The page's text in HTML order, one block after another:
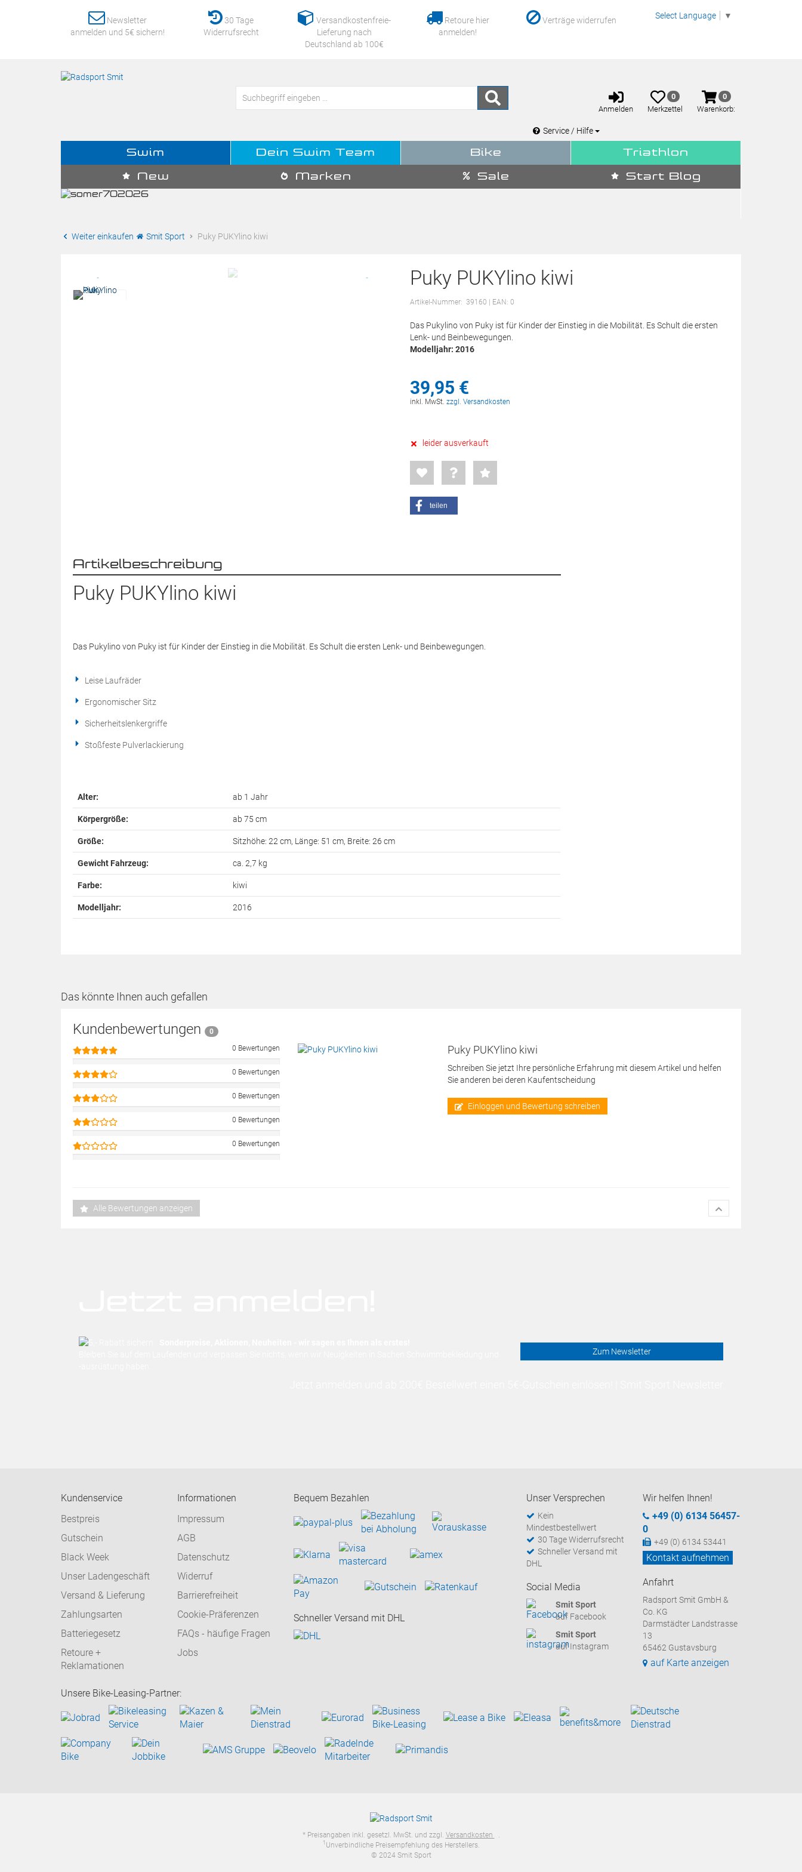
Newsletter
anmelden und 5€ sichern!
30 Tage
Widerrufsrecht
Versandkostenfreie-
Lieferung nach
Deutschland ab 100€
Retoure hier
anmelden!
Verträge widerrufen Select Language ▼
Anmelden
Anmelden
Merkzettel
aufklappen
0
Merkzettel
Warenkorb
aufklappen
0
Warenkorb:
Service / Hilfe
Swim Dein Swim Team Bike Triathlon
New Marken Sale Start Blog
Weiter einkaufen Smit Sport Puky PUKYlino kiwi
Puky PUKYlino kiwi
Artikel-Nummer: 39160 | EAN: 0
Das Pukylino von Puky ist für Kinder der Einstieg in die Mobilität. Es Schult die ersten
Lenk- und Beinbewegungen.
Modelljahr: 2016
39,95 €
inkl. MwSt. zzgl. Versandkosten
leider ausverkauft
teilen
Artikelbeschreibung
Puky PUKYlino kiwi
Das Pukylino von Puky ist für Kinder der Einstieg in die Mobilität. Es Schult die ersten Lenk- und Beinbewegungen.
Leise Laufräder
Ergonomischer Sitz
Sicherheitslenkergriffe
Stoßfeste Pulverlackierung
Alter: ab 1 Jahr
Körpergröße: ab 75 cm
Größe: Sitzhöhe: 22 cm, Länge: 51 cm, Breite: 26 cm
Gewicht Fahrzeug: ca. 2,7 kg
Farbe: kiwi
Modelljahr: 2016
Das könnte Ihnen auch gefallen
Kundenbewertungen
0
0 Bewertungen
0 Bewertungen
0 Bewertungen
0 Bewertungen
0 Bewertungen
Puky PUKYlino kiwi
Schreiben Sie jetzt Ihre persönliche Erfahrung mit diesem Artikel und helfen
Sie anderen bei deren Kaufentscheidung
Einloggen und Bewertung schreiben
Alle Bewertungen anzeigen
Zum Newsletter
Kundenservice
Bestpreis
Gutschein
Black Week
Unser Ladengeschäft
Versand & Lieferung
Zahlungsarten
Batteriegesetz
Retoure +
Reklamationen
Informationen
Impressum
AGB
Datenschutz
Widerruf
Barrierefreiheit
Cookie-Präferenzen
FAQs - häufige Fragen
Jobs
Bequem Bezahlen
Schneller Versand mit DHL
Unser Versprechen
Kein
Mindestbestellwert
30 Tage Widerrufsrecht
Schneller Versand mit
DHL
Social Media
Smit Sport
auf Facebook
Smit Sport
auf Instagram
Wir helfen Ihnen!
+49 (0) 6134 56457-
0
+49 (0) 6134 53441
Kontakt aufnehmen
Anfahrt
Radsport Smit GmbH &
Co. KG
Darmstädter Landstrasse
13
65462 Gustavsburg
auf Karte anzeigen
Unsere Bike-Leasing-Partner:
* Preisangaben inkl. gesetzl. MwSt. und zzgl. Versandkosten
1 Unverbindliche Preisempfehlung des Herstellers.
© 2024 Smit Sport